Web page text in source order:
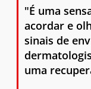
"É uma
acordar e
sinais de
uma